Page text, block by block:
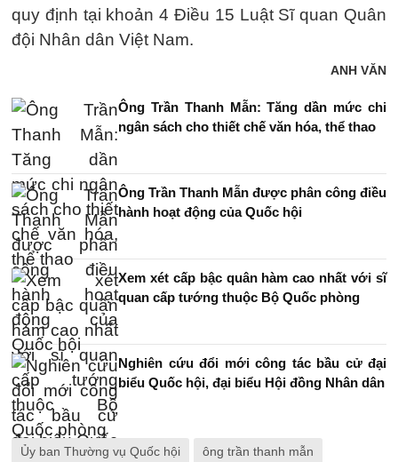
quy định tại khoản 4 Điều 15 Luật Sĩ quan Quân
đội Nhân dân Việt Nam.
ANH VĂN
Ông Trần Thanh Mẫn: Tăng dần mức chi
ngân sách cho thiết chế văn hóa, thể thao
Ông Trần Thanh Mẫn được phân công điều
hành hoạt động của Quốc hội
Xem xét cấp bậc quân hàm cao nhất với sĩ
quan cấp tướng thuộc Bộ Quốc phòng
Nghiên cứu đổi mới công tác bầu cử đại
biểu Quốc hội, đại biểu Hội đồng Nhân dân
Ủy ban Thường vụ Quốc hội ông trần thanh mẫn